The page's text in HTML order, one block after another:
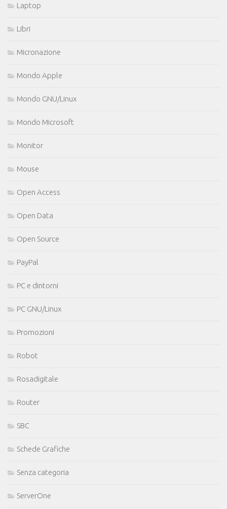
Laptop
Libri
Micronazione
Mondo Apple
Mondo GNU/Linux
Mondo Microsoft
Monitor
Mouse
Open Access
Open Data
Open Source
PayPal
PC e dintorni
PC GNU/Linux
Promozioni
Robot
Rosadigitale
Router
SBC
Schede Grafiche
Senza categoria
ServerOne